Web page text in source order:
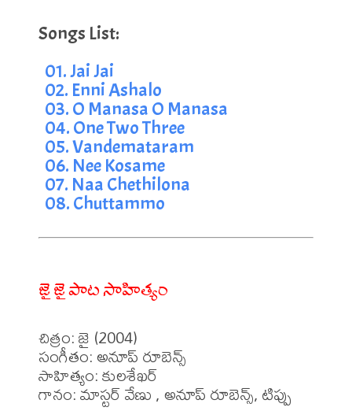
01. Jai Jai
02. Enni Ashalo
03. O Manasa O Manasa
04. One Two Three
05. Vandemataram
06. Nee Kosame
07. Naa Chethilona
08. Chuttammo
జై జై పాట సాహిత్యం
చిత్రం: జై (2004)
సంగీతం: అనూప్ రూబెన్స్
సాహిత్యం: కులశేఖర్
గానం: మాస్టర్ వేణు , అనూప్ రూబెన్స్, టిప్పు